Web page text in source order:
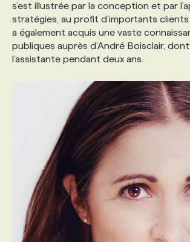
s’est illustrée par la conception et par
stratégies, au profit d’importants clients
a également acquis une vaste
publiques auprès d’André Boisclair,
l’assistante pendant deux ans.